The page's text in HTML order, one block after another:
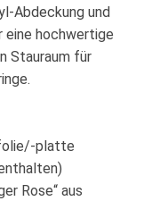
Abdeckung und
eine hochwertige
Stauraum für
platte
Rose“ aus